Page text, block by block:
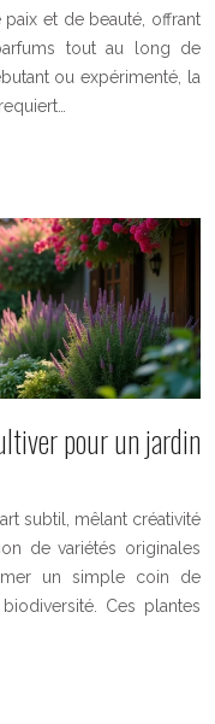
paix et de beauté, offrant
tout au long de
ou expérimenté, la
pour un jardin
subtil, mêlant créativité
de variétés originales
un simple coin de
Ces plantes